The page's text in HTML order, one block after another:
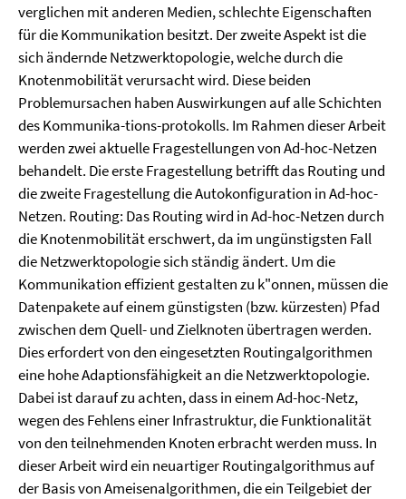
verglichen mit anderen Medien, schlechte Eigenschaften
für die Kommunikation besitzt. Der zweite Aspekt ist die
sich ändernde Netzwerktopologie, welche durch die
Knotenmobilität verursacht wird. Diese beiden
Problemursachen haben Auswirkungen auf alle Schichten
des Kommunika-tions-protokolls. Im Rahmen dieser Arbeit
werden zwei aktuelle Fragestellungen von Ad-hoc-Netzen
behandelt. Die erste Fragestellung betrifft das Routing und
die zweite Fragestellung die Autokonfiguration in Ad-hoc-
Netzen. Routing: Das Routing wird in Ad-hoc-Netzen durch
die Knotenmobilität erschwert, da im ungünstigsten Fall
die Netzwerktopologie sich ständig ändert. Um die
Kommunikation effizient gestalten zu k"onnen, müssen die
Datenpakete auf einem günstigsten (bzw. kürzesten) Pfad
zwischen dem Quell- und Zielknoten übertragen werden.
Dies erfordert von den eingesetzten Routingalgorithmen
eine hohe Adaptionsfähigkeit an die Netzwerktopologie.
Dabei ist darauf zu achten, dass in einem Ad-hoc-Netz,
wegen des Fehlens einer Infrastruktur, die Funktionalität
von den teilnehmenden Knoten erbracht werden muss. In
dieser Arbeit wird ein neuartiger Routingalgorithmus auf
der Basis von Ameisenalgorithmen, die ein Teilgebiet der